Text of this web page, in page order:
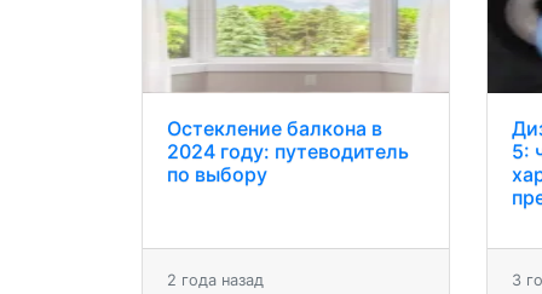
Остекление балкона в
2024 году: путеводитель
по выбору
2 года назад
5:
3